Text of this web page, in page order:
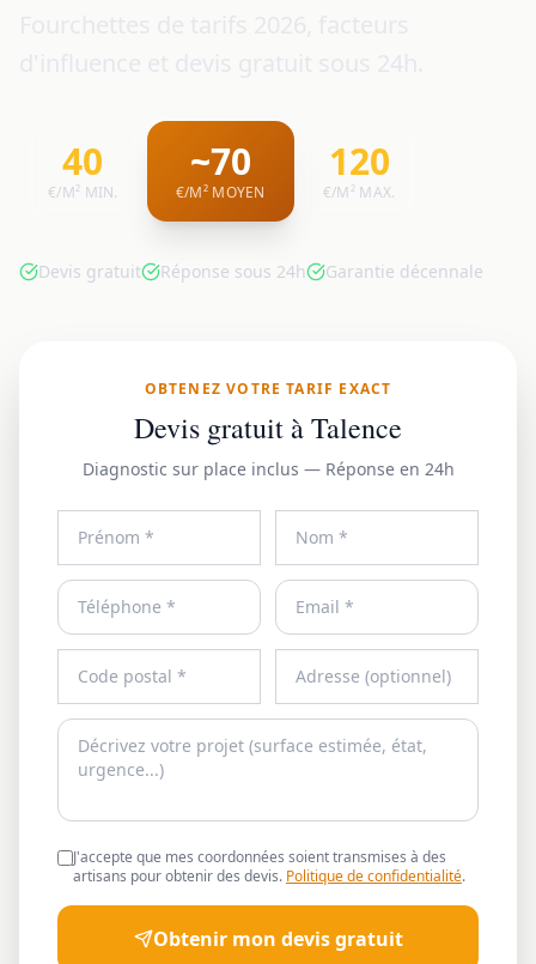
40
€/M² MIN.
~70
€/M² MOYEN
120
€/M² MAX.
Devis gratuit Réponse sous 24h Garantie décennale
OBTENEZ VOTRE TARIF EXACT
Devis gratuit à Talence
Diagnostic sur place inclus — Réponse en 24h
J'accepte que mes coordonnées soient transmises à des
artisans pour obtenir des devis. Politique de confidentialité.
Obtenir mon devis gratuit